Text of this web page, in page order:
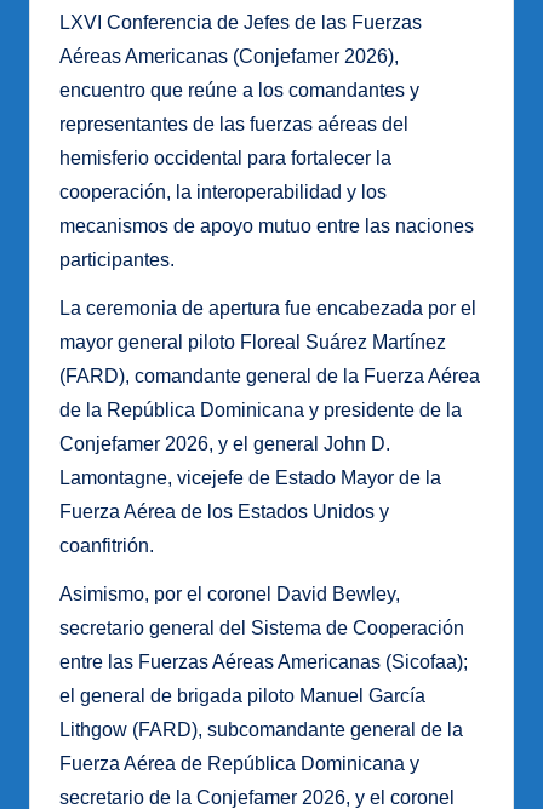
LXVI Conferencia de Jefes de las Fuerzas
Aéreas Americanas (Conjefamer 2026),
encuentro que reúne a los comandantes y
representantes de las fuerzas aéreas del
hemisferio occidental para fortalecer la
cooperación, la interoperabilidad y los
mecanismos de apoyo mutuo entre las naciones
participantes.
La ceremonia de apertura fue encabezada por el
mayor general piloto Floreal Suárez Martínez
(FARD), comandante general de la Fuerza Aérea
de la República Dominicana y presidente de la
Conjefamer 2026, y el general John D.
Lamontagne, vicejefe de Estado Mayor de la
Fuerza Aérea de los Estados Unidos y
coanfitrión.
Asimismo, por el coronel David Bewley,
secretario general del Sistema de Cooperación
entre las Fuerzas Aéreas Americanas (Sicofaa);
el general de brigada piloto Manuel García
Lithgow (FARD), subcomandante general de la
Fuerza Aérea de República Dominicana y
secretario de la Conjefamer 2026, y el coronel